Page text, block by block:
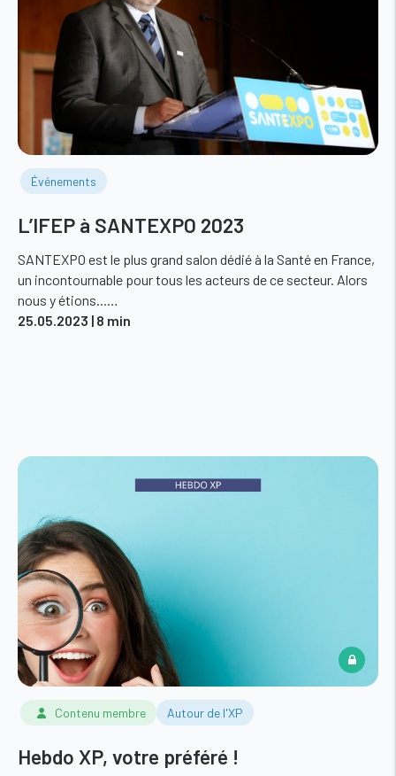
Événements
L’IFEP à SANTEXPO 2023
SANTEXPO est le plus grand salon dédié à la Santé en France,
un incontournable pour tous les acteurs de ce secteur. Alors
nous y étions...…
25.05.2023 | 8 min
Contenu membre Autour de l'XP
Hebdo XP, votre préféré !